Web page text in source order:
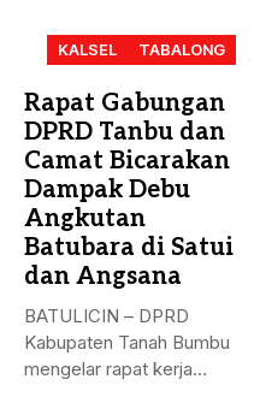
KALSEL TABALONG
Rapat Gabungan
DPRD Tanbu dan
Camat Bicarakan
Dampak Debu
Angkutan
Batubara di Satui
dan Angsana
BATULICIN – DPRD
Kabupaten Tanah Bumbu
mengelar rapat kerja